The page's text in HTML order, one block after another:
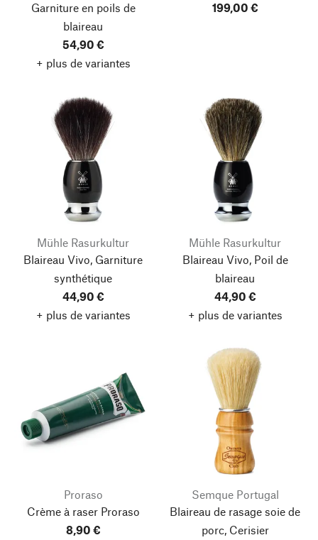
Garniture en poils de
blaireau
54,90 €
+ plus de variantes
199,00 €
Mühle Rasurkultur
Blaireau Vivo, Garniture
synthétique
44,90 €
+ plus de variantes
Mühle Rasurkultur
Blaireau Vivo, Poil de
blaireau
44,90 €
+ plus de variantes
Proraso
Crème à raser Proraso
8,90 €
Semque Portugal
Blaireau de rasage soie de
porc, Cerisier